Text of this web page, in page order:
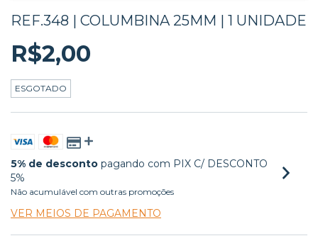
REF.348 | COLUMBINA 25MM | 1 UNIDADE
R$2,00
ESGOTADO
5% de desconto pagando com PIX C/ DESCONTO
5%
Não acumulável com outras promoções
VER MEIOS DE PAGAMENTO